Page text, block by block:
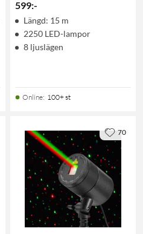
599:-
Längd: 15 m
2250 LED-lampor
8 ljuslägen
Online: 100+ st
70